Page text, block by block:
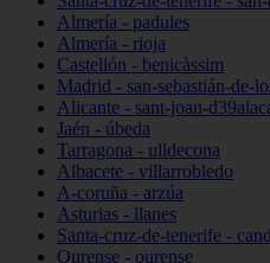
Almería - padules
Almería - rioja
Castellón - benicàssim
Madrid - san-sebastián-de-
Alicante - sant-joan-
Jaén - úbeda
Tarragona - ulldecona
Albacete - villarrobledo
A-coruña - arzúa
Asturias - llanes
Santa-cruz-de-tenerife -
Ourense - ourense